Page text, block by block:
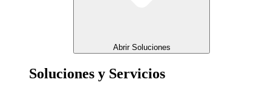
Abrir Soluciones
Soluciones y Servicios